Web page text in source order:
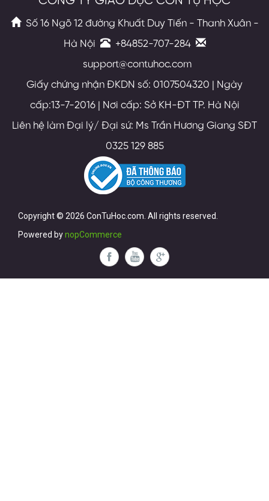
Số 16 Ngõ 12 đường Khuất Duy Tiến - Thanh Xuân -
Hà Nội
+84852-707-284
support@contuhoc.com
Giấy chứng nhận ĐKDN số: 0107504320 | Ngày
cấp:13-7-2016 | Nơi cấp: Sở KH-ĐT TP. Hà Nội
Liên hệ làm Đại lý/ Đại sứ: Ms Trần Hương Giang SĐT
0325 129 885
Copyright © 2026 ConTuHoc.com. All rights reserved.
Powered bynopCommerce